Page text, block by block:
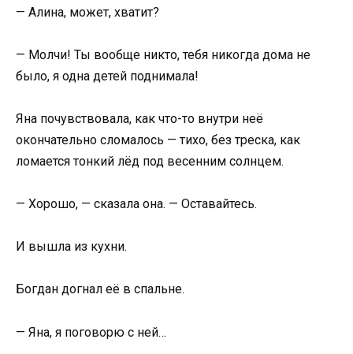
— Алина, может, хватит?
— Молчи! Ты вообще никто, тебя никогда дома не
было, я одна детей поднимала!
Яна почувствовала, как что-то внутри неё
окончательно сломалось — тихо, без треска, как
ломается тонкий лёд под весенним солнцем.
— Хорошо, — сказала она. — Оставайтесь.
И вышла из кухни.
Богдан догнал её в спальне.
— Яна, я поговорю с ней…